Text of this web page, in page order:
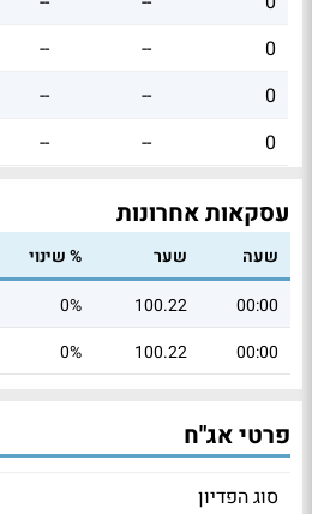
0
--
--
0
--
--
0
--
--
עסקאות אחרונות
שעה
שער % שינוי
00:00
100.22
0%
00:00
100.22
0%
פרטי אג"ח
סוג הפדיון